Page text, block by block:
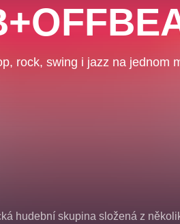
rock, swing i jazz na jednom
hudební skupina složená z
divadlo premiéra